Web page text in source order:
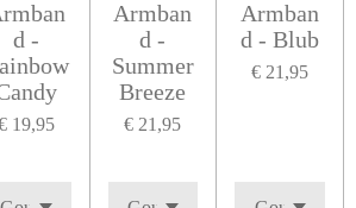
d -
19,95
Armban
d -
Summer
Breeze
€ 21,95
Armban
d - Blub
€ 21,95